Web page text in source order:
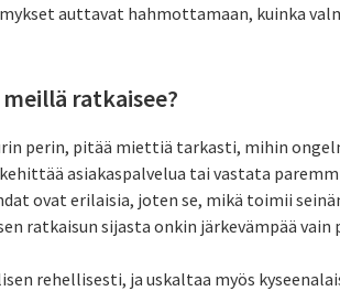
auttavat hahmottamaan, kuinka
ratkaisee?
perin, pitää miettiä tarkasti, mihin
asiakaspalvelua tai vastata
ovat erilaisia, joten se, mikä toimii
ratkaisun sijasta onkin järkevämpää
rehellisesti, ja uskaltaa myös